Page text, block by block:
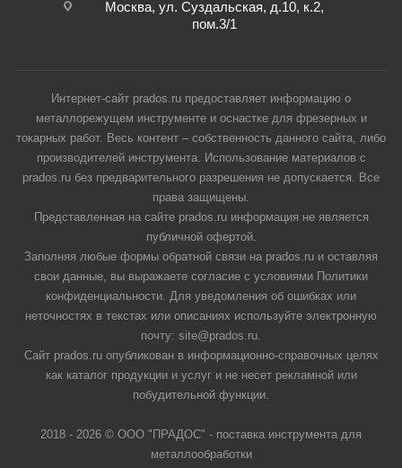
Москва, ул. Суздальская, д.10, к.2,
пом.3/1
Интернет-сайт prados.ru предоставляет информацию о
металлорежущем инструменте и оснастке для фрезерных и
токарных работ. Весь контент – собственность данного сайта, либо
производителей инструмента. Использование материалов с
prados.ru без предварительного разрешения не допускается. Все
права защищены.
Представленная на сайте prados.ru информация не является
публичной офертой.
Заполняя любые формы обратной связи на prados.ru и оставляя
свои данные, вы выражаете согласие с условиями Политики
конфиденциальности. Для уведомления об ошибках или
неточностях в текстах или описаниях используйте электронную
почту: site@prados.ru.
Сайт prados.ru опубликован в информационно-справочных целях
как каталог продукции и услуг и не несет рекламной или
побудительной функции.
2018 - 2026 © ООО "ПРАДОС" - поставка инструмента для
металлообработки